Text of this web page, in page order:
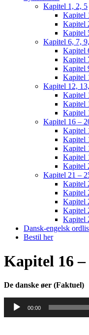
Kapitel 1, 2, 5
Kapitel
Kapitel
Kapitel
Kapitel 6, 7,
Kapitel
Kapitel
Kapitel
Kapitel
Kapitel 12,
Kapitel
Kapitel
Kapitel
Kapitel 16 –
Kapitel
Kapitel
Kapitel
Kapitel
Kapitel
Kapitel 21 –
Kapitel
Kapitel
Kapitel
Kapitel
Kapitel
Dansk-engelsk
Bestil her
Kapitel 16
De danske øer (Faktuel)
Audio
Player
00:00